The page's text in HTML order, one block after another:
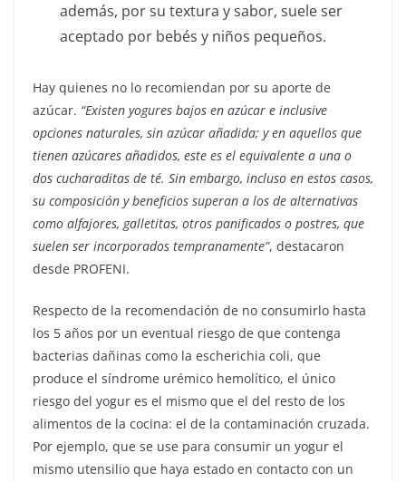
además, por su textura y sabor, suele ser
aceptado por bebés y niños pequeños.
Hay quienes no lo recomiendan por su aporte de
azúcar. “Existen yogures bajos en azúcar e inclusive
opciones naturales, sin azúcar añadida; y en aquellos que
tienen azúcares añadidos, este es el equivalente a una o
dos cucharaditas de té. Sin embargo, incluso en estos casos,
su composición y beneficios superan a los de alternativas
como alfajores, galletitas, otros panificados o postres, que
suelen ser incorporados tempranamente”, destacaron
desde PROFENI.
Respecto de la recomendación de no consumirlo hasta
los 5 años por un eventual riesgo de que contenga
bacterias dañinas como la escherichia coli, que
produce el síndrome urémico hemolítico, el único
riesgo del yogur es el mismo que el del resto de los
alimentos de la cocina: el de la contaminación cruzada.
Por ejemplo, que se use para consumir un yogur el
mismo utensilio que haya estado en contacto con un